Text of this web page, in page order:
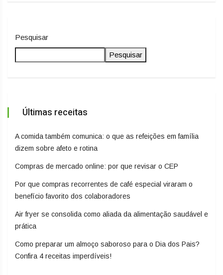
Pesquisar
Pesquisar
Últimas receitas
A comida também comunica: o que as refeições em família
dizem sobre afeto e rotina
Compras de mercado online: por que revisar o CEP
Por que compras recorrentes de café especial viraram o
benefício favorito dos colaboradores
Air fryer se consolida como aliada da alimentação saudável e
prática
Como preparar um almoço saboroso para o Dia dos Pais?
Confira 4 receitas imperdíveis!